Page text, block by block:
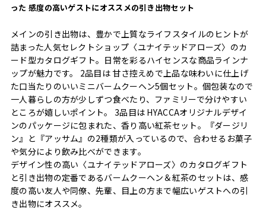
った 感度の高いゲストにオススメの引き出物セット
メインの引き出物は、豊かで上質なライフスタイルのヒントが
詰まった人気セレクトショップ〈ユナイテッドアローズ〉のカ
ード型カタログギフト。日常を彩るハイセンスな商品ラインナ
ップが魅力です。 2品目は 甘さ控えめで上品な味わいに仕上げ
た口当たりのいいミニバームクーヘン5個セット。個包装なので
一人暮らしの方が少しずつ食べたり、ファミリーで分けやすい
ところが嬉しいポイント。 3品目は HYACCAオリジナルデザイ
ンのパッケージに包まれた、香り高い紅茶セット。『ダージリ
ン』と『アッサム』の2種類が入っているので、合わせるお菓子
や気分により飲み比べができます。
デザイン性の高い〈ユナイテッドアローズ〉のカタログギフト
と引き出物の定番であるバームクーヘン＆紅茶のセットは、感
度の高い友人や同僚、先輩、目上の方まで幅広いゲストへの引
き出物にオススメ。